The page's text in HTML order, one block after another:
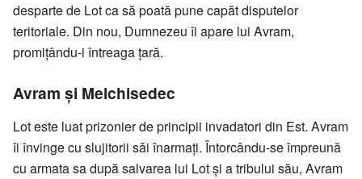
desparte de Lot ca să poată pune capăt disputelor
teritoriale. Din nou, Dumnezeu îi apare lui Avram,
promiţându-i întreaga ţară.
Avram şi Melchisedec
Lot este luat prizonier de principii invadatori din Est. Avram
îi învinge cu slujitorii săi înarmaţi. Întorcându-se împreună
cu armata sa după salvarea lui Lot şi a tribului său, Avram